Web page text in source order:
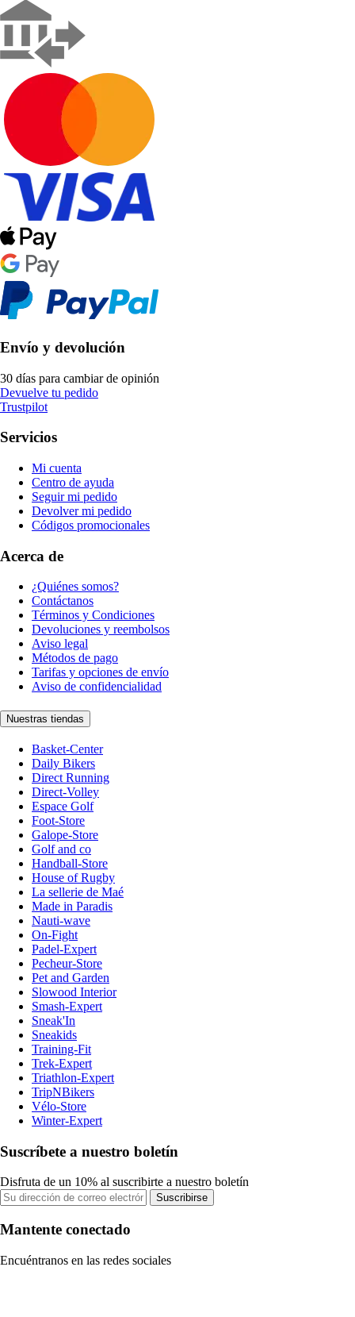
Envío y devolución
30 días para cambiar de opinión
Devuelve tu pedido
Trustpilot
Servicios
Mi cuenta
Centro de ayuda
Seguir mi pedido
Devolver mi pedido
Códigos promocionales
Acerca de
¿Quiénes somos?
Contáctanos
Términos y Condiciones
Devoluciones y reembolsos
Aviso legal
Métodos de pago
Tarifas y opciones de envío
Aviso de confidencialidad
Nuestras tiendas
Basket-Center
Daily Bikers
Direct Running
Direct-Volley
Espace Golf
Foot-Store
Galope-Store
Golf and co
Handball-Store
House of Rugby
La sellerie de Maé
Made in Paradis
Nauti-wave
On-Fight
Padel-Expert
Pecheur-Store
Pet and Garden
Slowood Interior
Smash-Expert
Sneak'In
Sneakids
Training-Fit
Trek-Expert
Triathlon-Expert
TripNBikers
Vélo-Store
Winter-Expert
Suscríbete a nuestro boletín
Disfruta de un 10% al suscribirte a nuestro boletín
Suscribirse
Mantente conectado
Encuéntranos en las redes sociales